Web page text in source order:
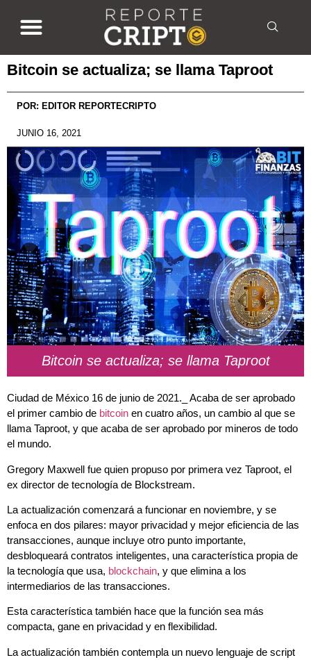
Bitcoin se actualiza; se llama Taproot
POR: EDITOR REPORTECRIPTO
JUNIO 16, 2021
Bitcoin se actualiza; se llama Taproot
Ciudad de México 16 de junio de 2021._ Acaba de ser aprobado
el primer cambio de bitcoin en cuatro años, un cambio al que se
llama Taproot, y que acaba de ser aprobado por mineros de todo
el mundo.
Gregory Maxwell fue quien propuso por primera vez Taproot, el
ex director de tecnología de Blockstream.
La actualización comenzará a funcionar en noviembre, y se
enfoca en dos pilares: mayor privacidad y mejor eficiencia de las
transacciones, aunque incluye otro punto importante,
desbloqueará contratos inteligentes, una característica propia de
la tecnología que usa, blockchain, y que elimina a los
intermediarios de las transacciones.
Esta característica también hace que la función sea más
compacta, gane en privacidad y en flexibilidad.
La actualización también contempla un nuevo lenguaje de script